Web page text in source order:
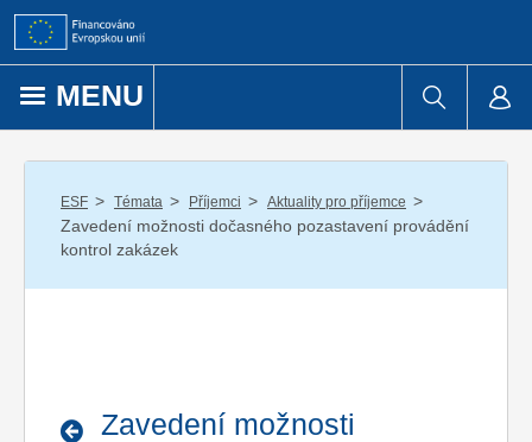
Přejít k obsahu
MENU
ESF / Témata / Příjemci / Aktuality pro příjemce /
Zavedení možnosti dočasného pozastavení provádění
kontrol zakázek
Zavedení možnosti